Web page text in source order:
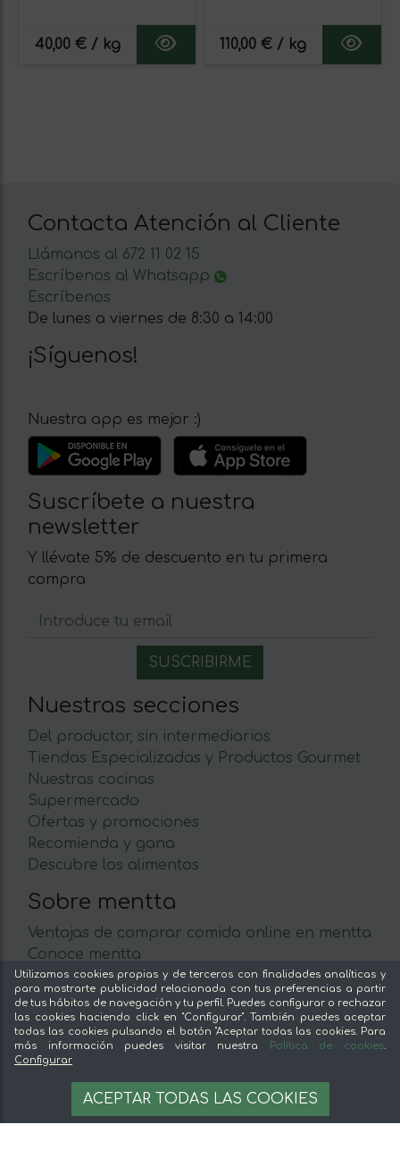
OPCIONES
40,00 € / kg 110,00 € / kg
Contacta Atención al Cliente
Llámanos al 672 11 02 15
Escríbenos al Whatsapp
Escríbenos
De lunes a viernes de 8:30 a 14:00
¡Síguenos!
Nuestra app es mejor :)
Suscríbete a nuestra
newsletter
Y llévate 5% de descuento en tu primera
compra
Nuestras secciones
Del productor, sin intermediarios
Tiendas Especializadas y Productos Gourmet
Nuestras cocinas
Supermercado
Ofertas y promociones
Recomienda y gana
Descubre los alimentos
Sobre mentta
Ventajas de comprar comida online en mentta
Conoce mentta
Blog de mentta
Vende en mentta
Fidelización
Preguntas frecuentes
Legal
Aviso legal
Utilizamos cookies propias y de terceros con finalidades analíticas y
para mostrarte publicidad relacionada con tus preferencias a partir
de tus hábitos de navegación y tu perfil. Puedes configurar o rechazar
las cookies haciendo click en "Configurar". También puedes aceptar
todas las cookies pulsando el botón "Aceptar todas las cookies. Para
más información puedes visitar nuestra
Política de cookies.
Configurar
ACEPTAR TODAS LAS COOKIES